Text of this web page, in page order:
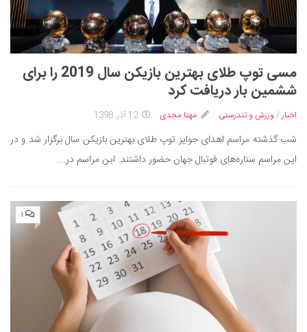
مسی توپ طلای بهترین بازیکن سال 2019 را برای
ششمین بار دریافت کرد
اخبار/ ورزش و تندرستی مهتا مجدی 12 آذر, 1398
شب گذشته مراسم اهدای جوایز توپ طلای بهترین بازیکن سال برگزار شد و در
این مراسم ستاره‌های فوتبال جهان حضور داشتند. این مراسم در...
۱